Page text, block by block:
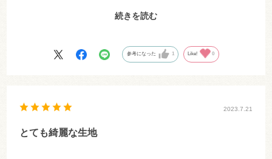
表にして使っていますのでテカテカせず、上品な感じも気に入ってい
続きを読む
参考になった 1 Like! 0
2023.7.21
とても綺麗な生地